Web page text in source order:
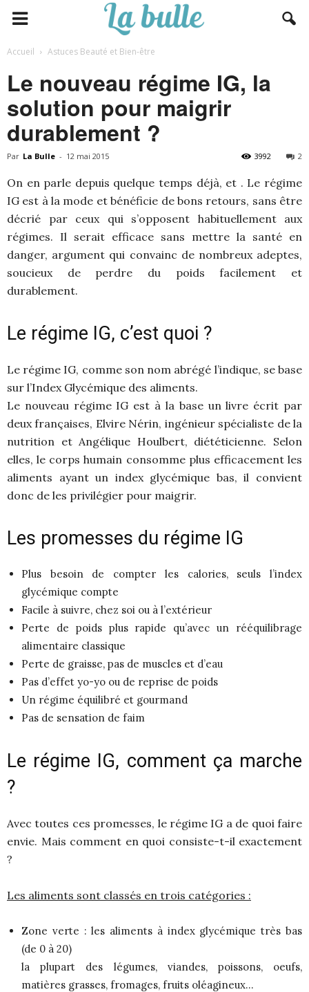
Accueil Astuces Beauté et Bien-être
Le nouveau régime IG, la
solution pour maigrir
durablement ?
Par La Bulle - 12 mai 2015 2
3992
On en parle depuis quelque temps déjà, et . Le régime
IG est à la mode et bénéficie de bons retours, sans être
décrié par ceux qui s’opposent habituellement aux
régimes. Il serait efficace sans mettre la santé en
danger, argument qui convainc de nombreux adeptes,
soucieux de perdre du poids facilement et
durablement.
Le régime IG, c’est quoi ?
Le régime IG, comme son nom abrégé l’indique, se base
sur l’Index Glycémique des aliments.
Le nouveau régime IG est à la base un livre écrit par
deux françaises, Elvire Nérin, ingénieur spécialiste de la
nutrition et Angélique Houlbert, diététicienne. Selon
elles, le corps humain consomme plus efficacement les
aliments ayant un index glycémique bas, il convient
donc de les privilégier pour maigrir.
Les promesses du régime IG
Plus besoin de compter les calories, seuls l’index
glycémique compte
Facile à suivre, chez soi ou à l’extérieur
Perte de poids plus rapide qu’avec un rééquilibrage
alimentaire classique
Perte de graisse, pas de muscles et d’eau
Pas d’effet yo-yo ou de reprise de poids
Un régime équilibré et gourmand
Pas de sensation de faim
Le régime IG, comment ça marche
?
Avec toutes ces promesses, le régime IG a de quoi faire
envie. Mais comment en quoi consiste-t-il exactement
?
Les aliments sont classés en trois catégories :
Zone verte : les aliments à index glycémique très bas
(de 0 à 20)
la plupart des légumes, viandes, poissons, oeufs,
matières grasses, fromages, fruits oléagineux…